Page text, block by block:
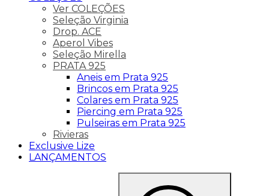
Ver COLEÇÕES
Seleção Virginia
Drop. ACE
Aperol Vibes
Seleção Mirella
PRATA 925
Aneis em Prata 925
Brincos em Prata 925
Colares em Prata 925
Piercing em Prata 925
Pulseiras em Prata 925
Rivieras
Exclusive Lize
LANÇAMENTOS